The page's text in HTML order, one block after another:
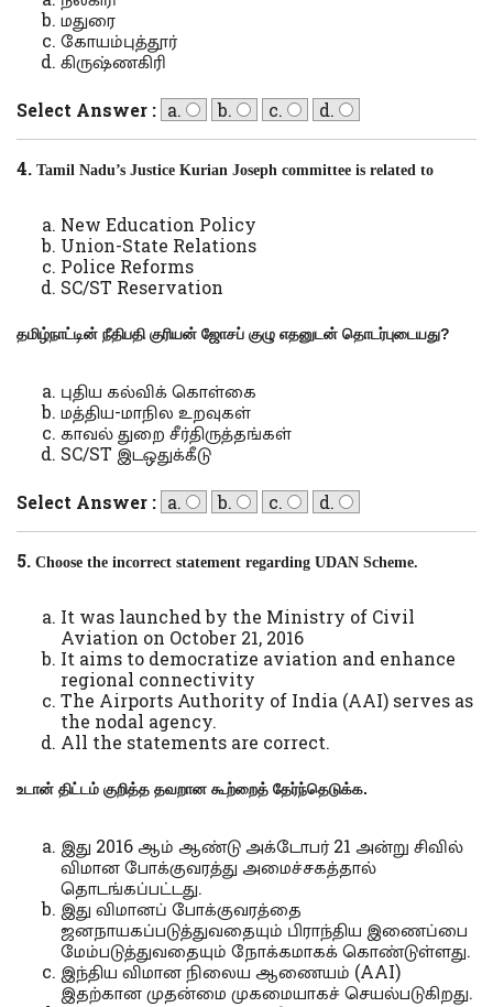
மதுரை
கோயம்புத்தூர்
கிருஷ்ணகிரி
Select Answer : a. b. c. d.
4.Tamil Nadu’s Justice Kurian Joseph committee is related to
New Education Policy
Union-State Relations
Police Reforms
SC/ST Reservation
தமிழ்நாட்டின் நீதிபதி குரியன் ஜோசப் குழு எதனுடன் தொடர்புடையது?
புதிய கல்விக் கொள்கை
மத்திய-மாநில உறவுகள்
காவல் துறை சீர்திருத்தங்கள்
SC/ST இடஒதுக்கீடு
Select Answer : a. b. c. d.
5.Choose the incorrect statement regarding UDAN Scheme.
It was launched by the Ministry of Civil
Aviation on October 21, 2016
It aims to democratize aviation and enhance
regional connectivity
The Airports Authority of India (AAI) serves as
the nodal agency.
All the statements are correct.
உடான் திட்டம் குறித்த தவறான கூற்றைத் தேர்ந்தெடுக்க.
இது 2016 ஆம் ஆண்டு அக்டோபர் 21 அன்று சிவில்
விமான போக்குவரத்து அமைச்சகத்தால்
தொடங்கப்பட்டது.
இது விமானப் போக்குவரத்தை
ஜனநாயகப்படுத்துவதையும் பிராந்திய இணைப்பை
மேம்படுத்துவதையும் நோக்கமாகக் கொண்டுள்ளது.
இந்திய விமான நிலைய ஆணையம் (AAI)
இதற்கான முதன்மை முகமையாகச் செயல்படுகிறது.